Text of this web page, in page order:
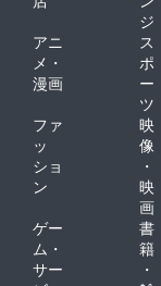
ジ
アニ
メ・
漫画
ス
ポ
ー
ツ
ファ
ッ
ショ
ン
映
像
・
映
画
ゲー
ム・
サー
書
籍
・